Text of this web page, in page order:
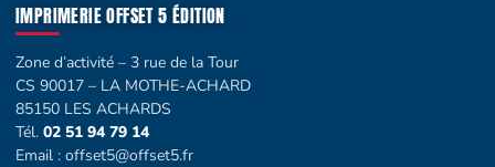
IMPRIMERIE OFFSET 5 ÉDITION
Zone d’activité – 3 rue de la Tour
CS 90017 – LA MOTHE-ACHARD
85150 LES ACHARDS
Tél. 02 51 94 79 14
Email : offset5@offset5.fr